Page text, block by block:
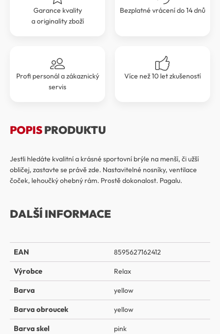
Garance kvality
a originality zboží
Bezplatné vrácení do 14 dnů
Profi personál a zákaznický
servis
Více než 10 let zkušeností
POPISPRODUKTU
Jestli hledáte kvalitní a krásné sportovní brýle na menší, či užší
obličej, zastavte se právě zde. Nastavitelné nosníky, ventilace
čoček, lehoučký ohebný rám. Prostě dokonalost. Pagalu.
DALŠÍ INFORMACE
EAN 8595627162412
Výrobce Relax
Barva yellow
Barva obroucek yellow
Barva skel pink